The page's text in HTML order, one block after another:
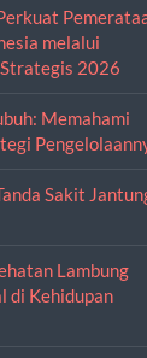
melalui
2026
Memahami
Sakit
Lambung
di Kehidupan